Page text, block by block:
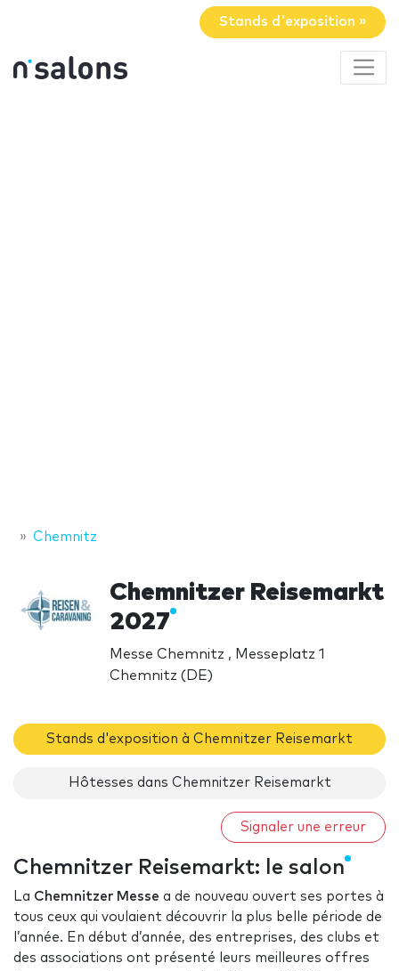
Stands d'exposition »
Chemnitz
Chemnitzer Reisemarkt
2027
Messe Chemnitz , Messeplatz 1
Chemnitz (DE)
Stands d'exposition à Chemnitzer Reisemarkt
Hôtesses dans Chemnitzer Reisemarkt
Signaler une erreur
Chemnitzer Reisemarkt: le salon
La Chemnitzer Messe a de nouveau ouvert ses portes à
tous ceux qui voulaient découvrir la plus belle période de
l’année. En début d’année, des entreprises, des clubs et
des associations ont présenté leurs meilleures offres